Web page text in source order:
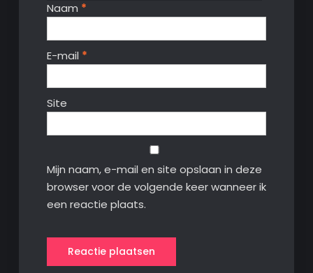
Naam *
E-mail *
Site
Mijn naam, e-mail en site opslaan in deze
browser voor de volgende keer wanneer ik
een reactie plaats.